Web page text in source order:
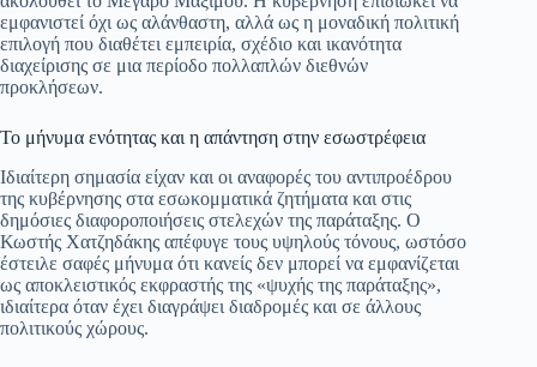
εμφανιστεί όχι ως αλάνθαστη, αλλά ως η μοναδική πολιτική
επιλογή που διαθέτει εμπειρία, σχέδιο και ικανότητα
διαχείρισης σε μια περίοδο πολλαπλών διεθνών
προκλήσεων.
Το μήνυμα ενότητας και η απάντηση στην εσωστρέφεια
Ιδιαίτερη σημασία είχαν και οι αναφορές του αντιπροέδρου
της κυβέρνησης στα εσωκομματικά ζητήματα και στις
δημόσιες διαφοροποιήσεις στελεχών της παράταξης. Ο
Κωστής Χατζηδάκης απέφυγε τους υψηλούς τόνους, ωστόσο
έστειλε σαφές μήνυμα ότι κανείς δεν μπορεί να εμφανίζεται
ως αποκλειστικός εκφραστής της «ψυχής της παράταξης»,
ιδιαίτερα όταν έχει διαγράψει διαδρομές και σε άλλους
πολιτικούς χώρους.